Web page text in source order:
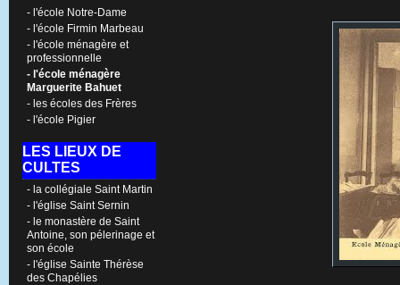
- l'école Notre-Dame
- l'école Firmin Marbeau
- l'école ménagère et
professionnelle
- l'école ménagère
Marguerite Bahuet
- les écoles des Frères
- l'école Pigier
LES LIEUX DE
CULTES
- la collégiale Saint Martin
- l'église Saint Sernin
- le monastère de Saint
Antoine, son pélerinage et
son école
- l'église Sainte Thérèse
des Chapélies